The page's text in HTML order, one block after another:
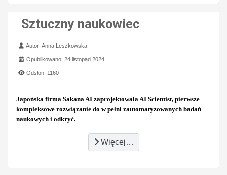
Sztuczny naukowiec
Szczegóły
Autor:Anna Leszkowska
Opublikowano: 24 listopad 2024
Odsłon: 1160
Japońska firma Sakana AI zaprojektowała AI Scientist, pierwsze
kompleksowe rozwiązanie do w pełni zautomatyzowanych badań
naukowych i odkryć.
Więcej…